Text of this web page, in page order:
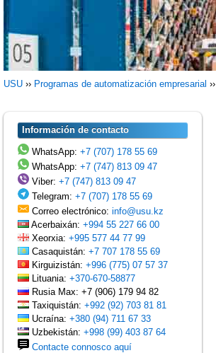
USU ›› Programas de automatización empresarial ››
Información de contacto
WhatsApp: +7 (707) 178 55 69
WhatsApp: +7 (747) 813 09 47
Viber: +7 (747) 813 09 47
Telegram: +7 (707) 178 55 69
Correo electrónico: info@usu.kz
Acerbaixán: +994 55 227 66 00
Xeorxia: +995 577 44 77 99
Casaquistán: +7 707 178 55 69
Kirguizistán: +996 (775) 07 57 37
Lituania: +370-670-58877
Rusia Max: +7 (906) 179 94 82
Taxiquistán: +992 (92) 703 81 81
Ucraína: +380 (94) 711 67 33
Uzbekistán: +998 (99) 403 87 64
Contacte connosco aquí